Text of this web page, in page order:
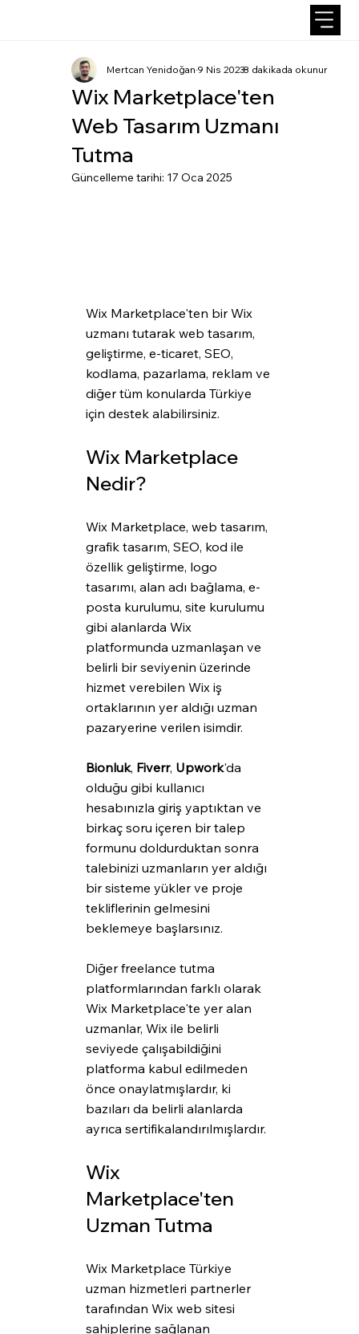
Wix Marketplace'ten
Web Tasarım Uzmanı
Tutma
Mertcan Yenidoğan9 Nis 20238 dakikada okunur
Güncelleme tarihi: 17 Oca 2025
Wix Marketplace'ten bir Wix
uzmanı tutarak web tasarım,
geliştirme, e-ticaret, SEO,
kodlama, pazarlama, reklam ve
diğer tüm konularda Türkiye
için destek alabilirsiniz.
Wix Marketplace
Nedir?
Wix Marketplace, web tasarım,
grafik tasarım, SEO, kod ile
özellik geliştirme, logo
tasarımı, alan adı bağlama, e-
posta kurulumu, site kurulumu
gibi alanlarda Wix
platformunda uzmanlaşan ve
belirli bir seviyenin üzerinde
hizmet verebilen Wix iş
ortaklarının yer aldığı uzman
pazaryerine verilen isimdir.
Bionluk, Fiverr, Upwork'da
olduğu gibi kullanıcı
hesabınızla giriş yaptıktan ve
birkaç soru içeren bir talep
formunu doldurduktan sonra
talebinizi uzmanların yer aldığı
bir sisteme yükler ve proje
tekliflerinin gelmesini
beklemeye başlarsınız.
Diğer freelance tutma
platformlarından farklı olarak
Wix Marketplace'te yer alan
uzmanlar, Wix ile belirli
seviyede çalışabildiğini
platforma kabul edilmeden
önce onaylatmışlardır, ki
bazıları da belirli alanlarda
ayrıca sertifikalandırılmışlardır.
Wix
Marketplace'ten
Uzman Tutma
Wix Marketplace Türkiye
uzman hizmetleri partnerler
tarafından Wix web sitesi
sahiplerine sağlanan